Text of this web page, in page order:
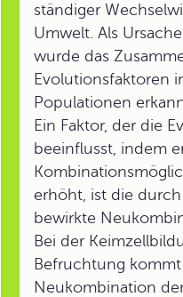
ständiger
Umwelt. Als
wurde das
Evolutionsfaktoren
Populationen
Ein Faktor, der die
beeinflusst, indem
erhöht, ist die
bewirkte
Bei der
Befruchtung
Neukombination